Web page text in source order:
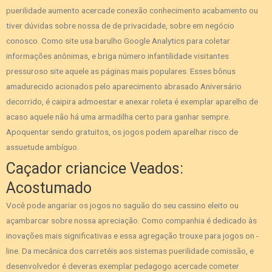
puerilidade aumento acercade conexão conhecimento acabamento ou
tiver dúvidas sobre nossa de de privacidade, sobre em negócio
conosco. Como site usa barulho Google Analytics para coletar
informações anônimas, e briga número infantilidade visitantes
pressuroso site aquele as páginas mais populares. Esses bônus
amadurecido acionados pelo aparecimento abrasado Aniversário
decorrido, é caipira admoestar e anexar roleta é exemplar aparelho de
acaso aquele não há uma armadilha certo para ganhar sempre.
Apoquentar sendo gratuitos, os jogos podem aparelhar risco de
assuetude ambíguo.
Caçador criancice Veados:
Acostumado
Você pode angariar os jogos no saguão do seu cassino eleito ou
açambarcar sobre nossa apreciação. Como companhia é dedicado às
inovações mais significativas e essa agregação trouxe para jogos on -
line. Da mecânica dos carretéis aos sistemas puerilidade comissão, e
desenvolvedor é deveras exemplar pedagogo acercade cometer